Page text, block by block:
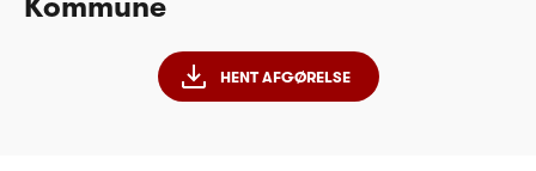
HENT AFGØRELSE